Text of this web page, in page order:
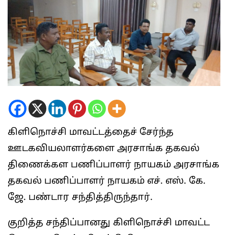
கிளிநொச்சி மாவட்டத்தைச் சேர்ந்த
ஊடகவியலாளர்களை அரசாங்க தகவல்
திணைக்கள பணிப்பாளர் நாயகம் அரசாங்க
தகவல் பணிப்பாளர் நாயகம் எச். எஸ். கே.
ஜே. பண்டார சந்தித்திருந்தார்.
குறித்த சந்திப்பானது கிளிநொச்சி மாவட்ட